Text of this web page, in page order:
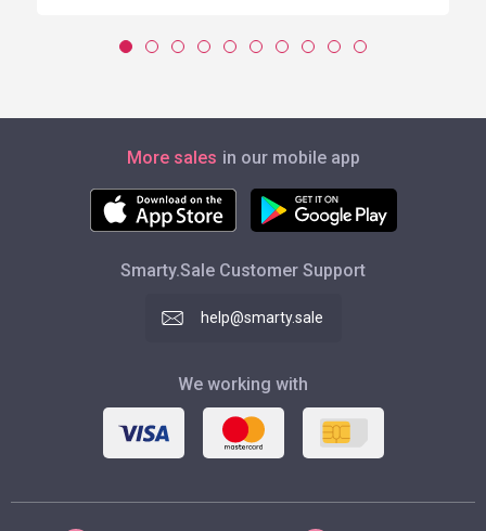
More sales in our mobile app
Smarty.Sale Customer Support
help@smarty.sale
We working with